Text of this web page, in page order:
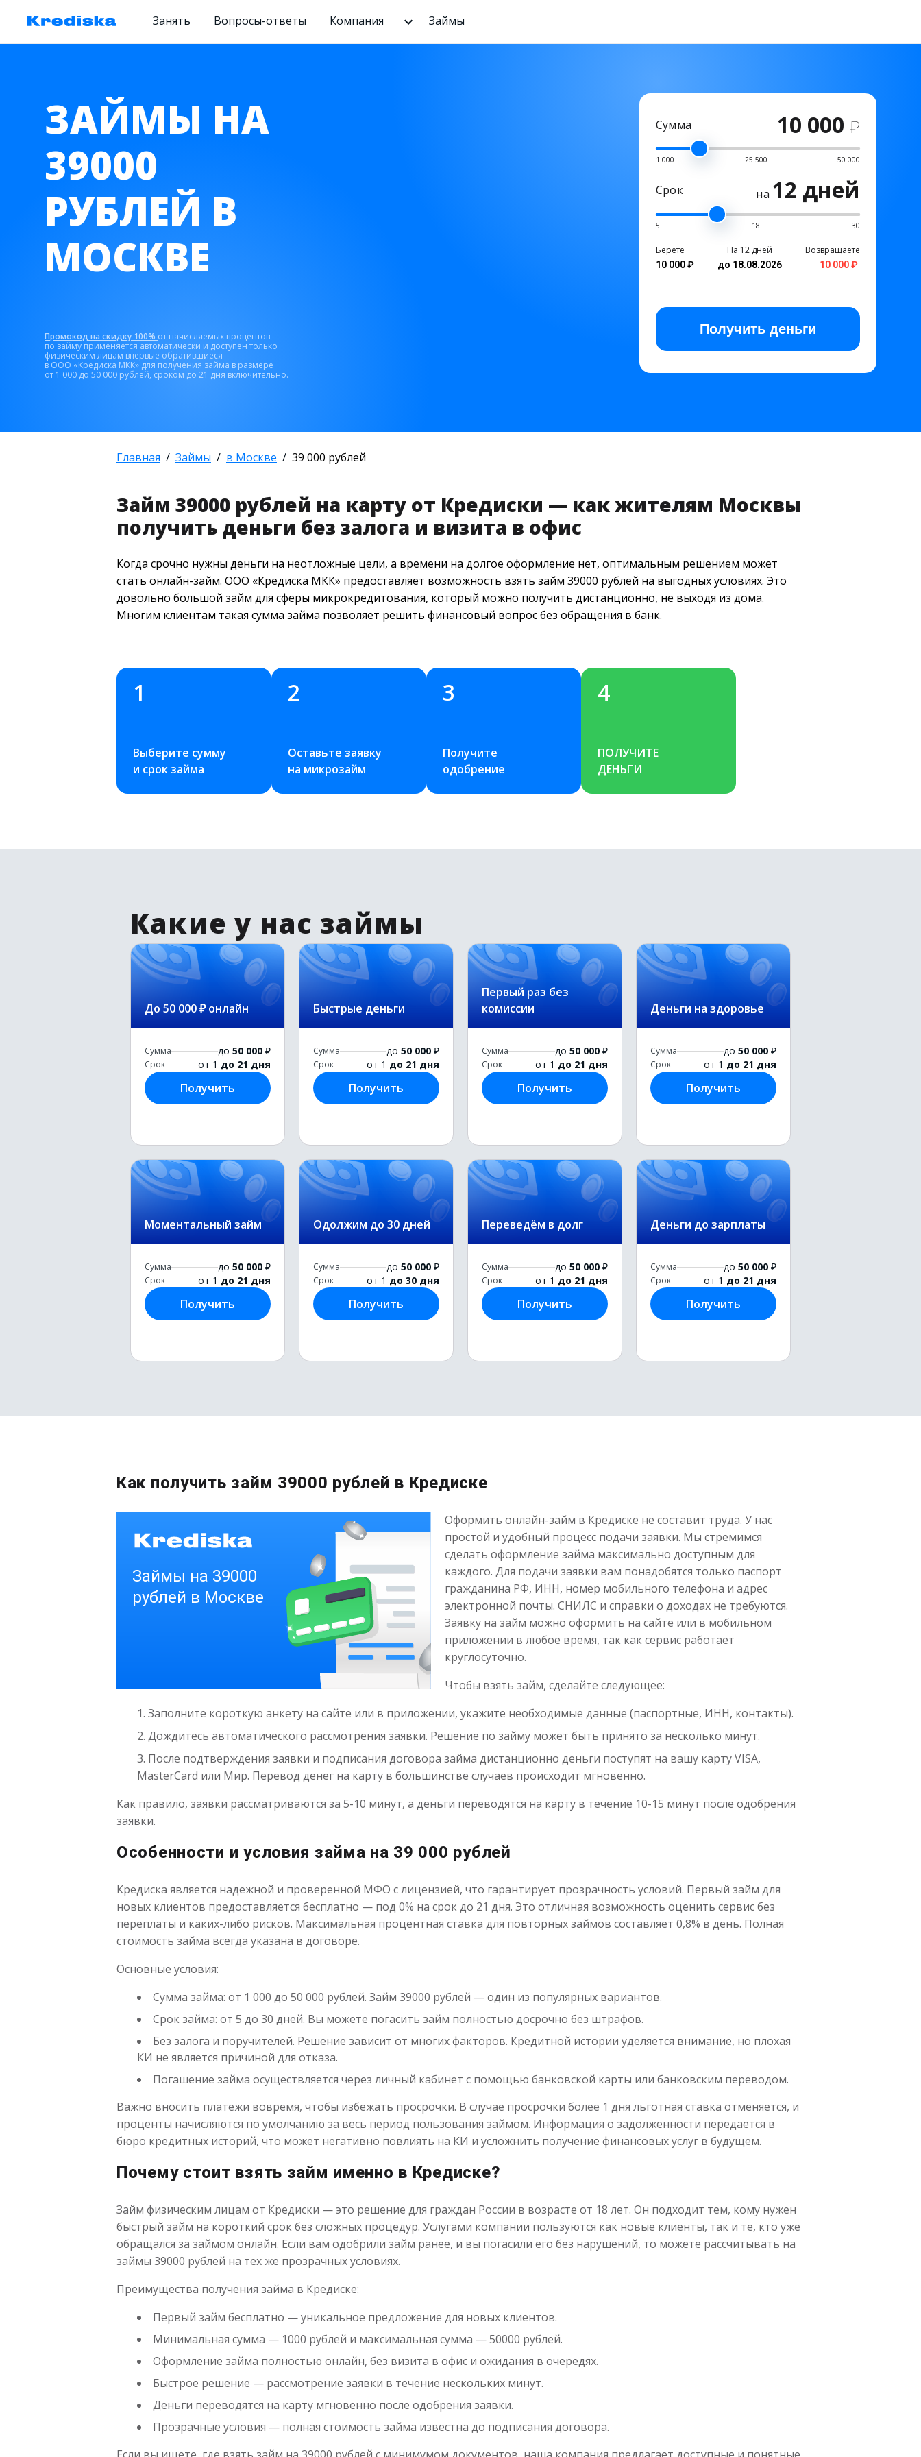
Занять Вопросы-ответы Компания Займы
ЗАЙМЫ НА
39000
РУБЛЕЙ В
МОСКВЕ
Промокод на скидку 100% от начисляемых процентов
по займу применяется автоматически и доступен только
физическим лицам впервые обратившиеся
в ООО «Кредиска МКК» для получения займа в размере
от 1 000 до 50 000 рублей, сроком до 21 дня включительно.
Сумма 10 000 ₽
1 000 25 500 50 000
Срок на 12 дней
5 18 30
Берёте
10 000 ₽
На 12 дней
до 18.08.2026
Возвращаете
10 000 ₽
Получить деньги
Главная Займы в Москве 39 000 рублей
Займ 39000 рублей на карту от Кредиски — как жителям Москвы
получить деньги без залога и визита в офис
Когда срочно нужны деньги на неотложные цели, а времени на долгое оформление нет, оптимальным решением может
стать онлайн-займ. ООО «Кредиска МКК» предоставляет возможность взять займ 39000 рублей на выгодных условиях. Это
довольно большой займ для сферы микрокредитования, который можно получить дистанционно, не выходя из дома.
Многим клиентам такая сумма займа позволяет решить финансовый вопрос без обращения в банк.
1
Выберите сумму
и срок займа
2
Оставьте заявку
на микрозайм
3
Получите
одобрение
4
ПОЛУЧИТЕ
ДЕНЬГИ
Какие у нас займы
До 50 000 ₽ онлайн
Сумма до 50 000 ₽
Срок от 1 до 21 дня
Получить
Быстрые деньги
Сумма до 50 000 ₽
Срок от 1 до 21 дня
Получить
Первый раз без
комиссии
Сумма до 50 000 ₽
Срок от 1 до 21 дня
Получить
Деньги на здоровье
Сумма до 50 000 ₽
Срок от 1 до 21 дня
Получить
Моментальный займ
Сумма до 50 000 ₽
Срок от 1 до 21 дня
Получить
Одолжим до 30 дней
Сумма до 50 000 ₽
Срок от 1 до 30 дня
Получить
Переведём в долг
Сумма до 50 000 ₽
Срок от 1 до 21 дня
Получить
Деньги до зарплаты
Сумма до 50 000 ₽
Срок от 1 до 21 дня
Получить
Как получить займ 39000 рублей в Кредиске
Оформить онлайн-займ в Кредиске не составит труда. У нас
простой и удобный процесс подачи заявки. Мы стремимся
сделать оформление займа максимально доступным для
каждого. Для подачи заявки вам понадобятся только паспорт
гражданина РФ, ИНН, номер мобильного телефона и адрес
электронной почты. СНИЛС и справки о доходах не требуются.
Заявку на займ можно оформить на сайте или в мобильном
приложении в любое время, так как сервис работает
круглосуточно.
Чтобы взять займ, сделайте следующее:
Заполните короткую анкету на сайте или в приложении, укажите необходимые данные (паспортные, ИНН, контакты).
Дождитесь автоматического рассмотрения заявки. Решение по займу может быть принято за несколько минут.
После подтверждения заявки и подписания договора займа дистанционно деньги поступят на вашу карту VISA,
MasterCard или Мир. Перевод денег на карту в большинстве случаев происходит мгновенно.
Как правило, заявки рассматриваются за 5-10 минут, а деньги переводятся на карту в течение 10-15 минут после одобрения
заявки.
Особенности и условия займа на 39 000 рублей
Кредиска является надежной и проверенной МФО с лицензией, что гарантирует прозрачность условий. Первый займ для
новых клиентов предоставляется бесплатно — под 0% на срок до 21 дня. Это отличная возможность оценить сервис без
переплаты и каких-либо рисков. Максимальная процентная ставка для повторных займов составляет 0,8% в день. Полная
стоимость займа всегда указана в договоре.
Основные условия:
Сумма займа: от 1 000 до 50 000 рублей. Займ 39000 рублей — один из популярных вариантов.
Срок займа: от 5 до 30 дней. Вы можете погасить займ полностью досрочно без штрафов.
Без залога и поручителей. Решение зависит от многих факторов. Кредитной истории уделяется внимание, но плохая
КИ не является причиной для отказа.
Погашение займа осуществляется через личный кабинет с помощью банковской карты или банковским переводом.
Важно вносить платежи вовремя, чтобы избежать просрочки. В случае просрочки более 1 дня льготная ставка отменяется, и
проценты начисляются по умолчанию за весь период пользования займом. Информация о задолженности передается в
бюро кредитных историй, что может негативно повлиять на КИ и усложнить получение финансовых услуг в будущем.
Почему стоит взять займ именно в Кредиске?
Займ физическим лицам от Кредиски — это решение для граждан России в возрасте от 18 лет. Он подходит тем, кому нужен
быстрый займ на короткий срок без сложных процедур. Услугами компании пользуются как новые клиенты, так и те, кто уже
обращался за займом онлайн. Если вам одобрили займ ранее, и вы погасили его без нарушений, то можете рассчитывать на
займы 39000 рублей на тех же прозрачных условиях.
Преимущества получения займа в Кредиске:
Первый займ бесплатно — уникальное предложение для новых клиентов.
Минимальная сумма — 1000 рублей и максимальная сумма — 50000 рублей.
Оформление займа полностью онлайн, без визита в офис и ожидания в очередях.
Быстрое решение — рассмотрение заявки в течение нескольких минут.
Деньги переводятся на карту мгновенно после одобрения заявки.
Прозрачные условия — полная стоимость займа известна до подписания договора.